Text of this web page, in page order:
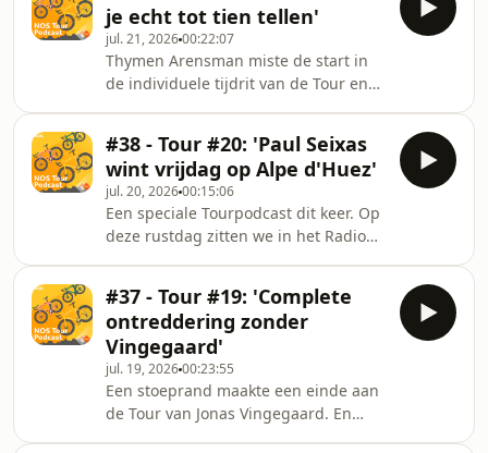
groen. In een weergaloze etappe
keerden de kansen van kilometer tot
kilometer. Andries en Stef komen op
adem en praten er over na met Daan
Hoole, die ploeggenoot Olav Kooij
naar een derde plaats zag sprinten.
je echt tot tien tellen'
jul. 21, 202600:22:07
Thymen Arensman miste de start in
de individuele tijdrit van de Tour en
Evenepoel, die daarmee gele trui-
drager Tadej Pogacar een serieus tikje
gaf. Andries en Stef praten er over na
en bellen met Sebas, die achter
Arensman zat tijdens diens tijdrit.
#38 - Tour #20: 'Paul Seixas
wint vrijdag op Alpe d'Huez'
jul. 20, 202600:15:06
Een speciale Tourpodcast dit keer. Op
deze rustdag zitten we in het Radio
quizoverwinning. Andries bleek een
waar wielerorakel en dankzij de
kennis van Stef pakte Team
'Clemoulin' de overwinning in de
zogeheten TourquizXL. Ook serieuzere
zaken natuurlijk. Hoe moet het verder
met Visma Lease a Bike na het
#37 - Tour #19: 'Complete
ontreddering zonder
Vingegaard'
jul. 19, 202600:23:55
Een stoeprand maakte een einde aan
de Tour van Jonas Vingegaard. En